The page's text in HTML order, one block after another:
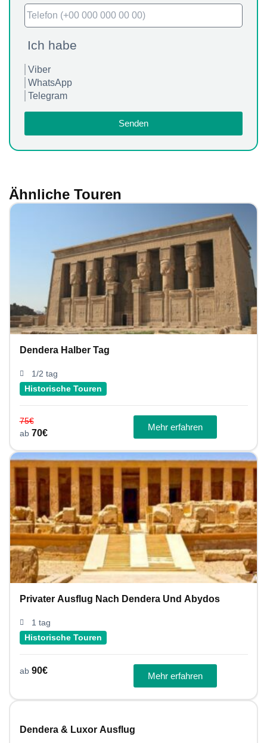
Ich habe
Viber
WhatsApp
Telegram
Senden
Ähnliche Touren
Dendera Halber Tag
75€
ab 70€
Mehr erfahren
1/2 tag
Historische Touren
Privater Ausflug Nach Dendera Und Abydos
ab 90€
Mehr erfahren
1 tag
Historische Touren
Dendera & Luxor Ausflug